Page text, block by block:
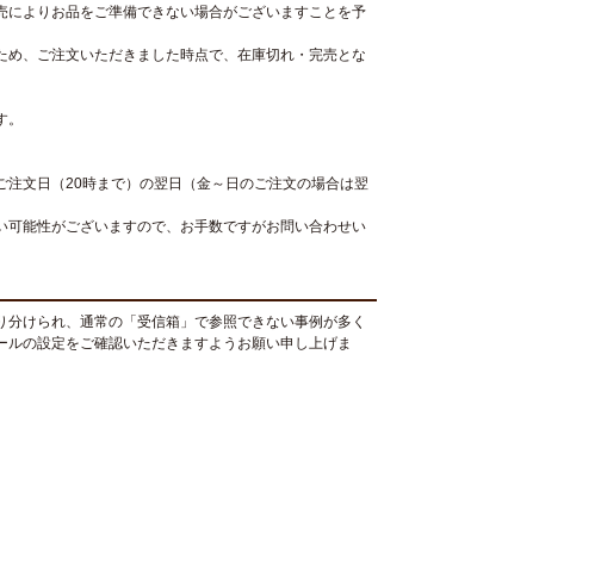
よりお品をご準備できない場合がございますことを予
め、ご注文いただきました時点で、在庫切れ・完売とな
文日（20時まで）の翌日（金～日のご注文の場合は翌
能性がございますので、お手数ですがお問い合わせい
けられ、通常の「受信箱」で参照できない事例が多く
の設定をご確認いただきますようお願い申し上げま